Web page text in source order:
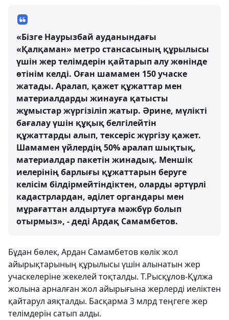
«Бізге Наурызбай ауданындағы
«Қалқаман» метро стансасының құрылысы
үшін жер телімдерін қайтарып алу жөнінде
өтінім келді. Оған шамамен 150 учаске
жатады. Аралап, қажет құжаттар мен
материалдарды жинауға қатысты
жұмыстар жүргізіліп жатыр. Әрине, мүлікті
бағалау үшін құқық белгілейтін
құжаттарды алып, тексеріс жүргізу қажет.
Шамамен үйлердің 50% аралап шықтық,
материалдар пакетін жинадық. Меншік
иелерінің барлығы құжаттарын беруге
келісім білдірмейтіндіктен, оларды әртүрлі
кадастрлардан, әділет органдары мен
мұрағаттан алдыртуға мәжбүр болып
отырмыз», - деді Ардақ Самамбетов.
Бұдан бөлек, Ардан Самамбетов көлік жол
айырықтарының құрылысы үшін алынатын жер
учаскелеріне жекелей тоқталды. Т.Рысқұлов-Құлжа
жолына арналған жол айырығына жерлерді иеліктен
қайтарул аяқталды. Басқарма 3 млрд теңгеге жер
телімдерін сатып алды.